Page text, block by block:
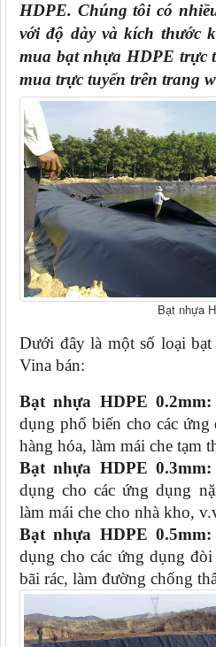
HDPE. Chúng tôi có
với độ dày và kích thước
mua bạt nhựa HDPE trực
mua trực tuyến trên trang
Bạt nhựa
Dưới đây là một số loại
Vina bán:
Bạt nhựa HDPE 0.2mm:
dụng phổ biến cho các ứng
hàng hóa, làm mái che tạm
Bạt nhựa HDPE 0.3mm:
dụng cho các ứng dụng
làm mái che cho nhà kho,
Bạt nhựa HDPE 0.5mm:
dụng cho các ứng dụng
bãi rác, làm đường chống